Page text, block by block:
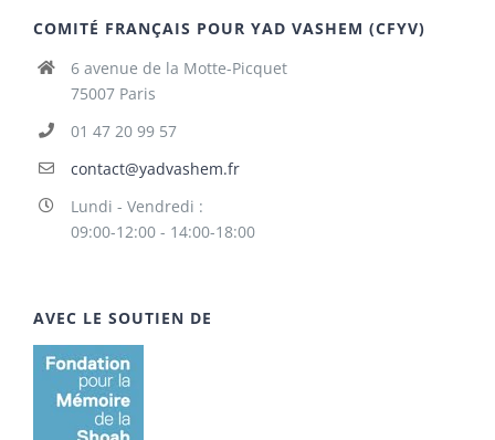
COMITÉ FRANÇAIS POUR YAD VASHEM (CFYV)
6 avenue de la Motte-Picquet
75007 Paris
01 47 20 99 57
contact@yadvashem.fr
Lundi - Vendredi :
09:00-12:00 - 14:00-18:00
AVEC LE SOUTIEN DE